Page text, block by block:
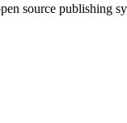
source publishing